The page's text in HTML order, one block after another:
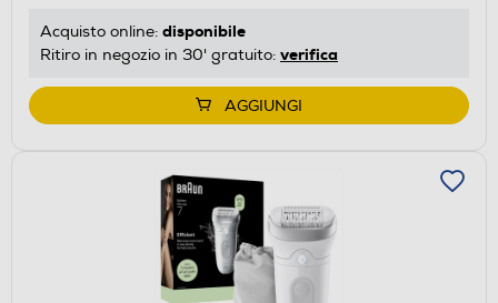
Acquisto online: disponibile
Ritiro in negozio in 30' gratuito: verifica
AGGIUNGI